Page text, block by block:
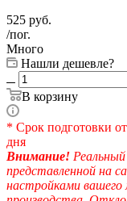
525 руб.
/пог.
Много
Нашли дешевле?
В корзину
* Срок подготовки
дня
Внимание!
представленной на
настройками